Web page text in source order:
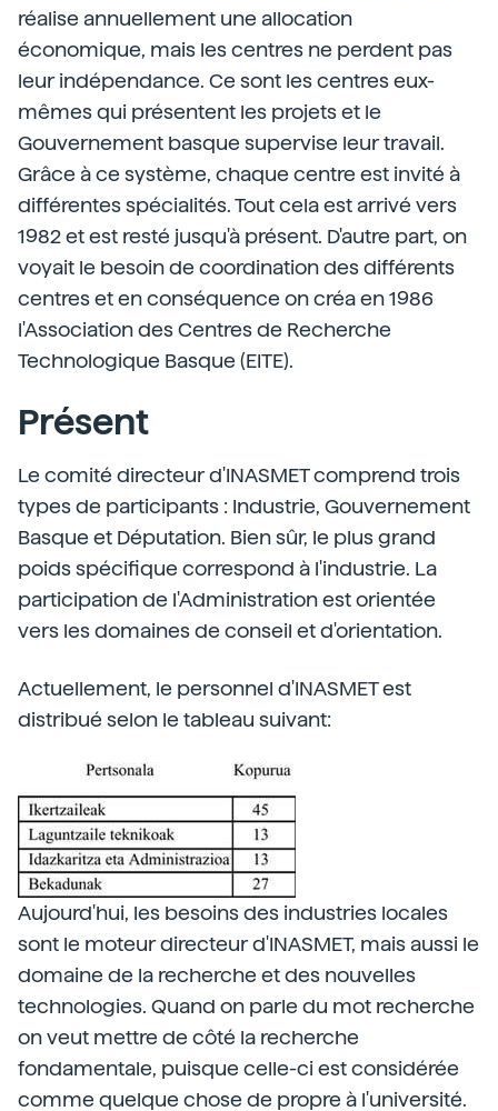
réalise annuellement une allocation
économique, mais les centres ne perdent pas
leur indépendance. Ce sont les centres eux-
mêmes qui présentent les projets et le
Gouvernement basque supervise leur travail.
Grâce à ce système, chaque centre est invité à
différentes spécialités. Tout cela est arrivé vers
1982 et est resté jusqu'à présent. D'autre part, on
voyait le besoin de coordination des différents
centres et en conséquence on créa en 1986
l'Association des Centres de Recherche
Technologique Basque (EITE).
Présent
Le comité directeur d'INASMET comprend trois
types de participants : Industrie, Gouvernement
Basque et Députation. Bien sûr, le plus grand
poids spécifique correspond à l'industrie. La
participation de l'Administration est orientée
vers les domaines de conseil et d'orientation.
Actuellement, le personnel d'INASMET est
distribué selon le tableau suivant:
Aujourd'hui, les besoins des industries locales
sont le moteur directeur d'INASMET, mais aussi le
domaine de la recherche et des nouvelles
technologies. Quand on parle du mot recherche
on veut mettre de côté la recherche
fondamentale, puisque celle-ci est considérée
comme quelque chose de propre à l'université.